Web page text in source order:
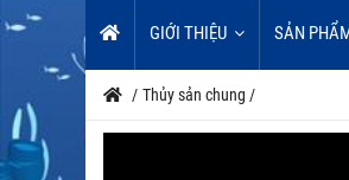
GIỚI THIỆU SẢN
/ Thủy sản chung /